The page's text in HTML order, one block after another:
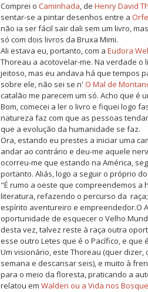
Comprei o Caminhada, de Henry David
sentar-se a pintar desenhos entre a
não ia ser fácil sair dali sem um livro,
só com dois livros da Bruxa Mimi.
Ali estava eu, portanto, com a Eudora
Thoreau a acotovelar-me. Na verdade o
jeitoso, mas eu andava há que tempos
sobre ele, não sei se n' O Mal de
catalão me parecem um só. Acho que é
Bom, comecei a ler o livro e fiquei logo
natureza faz com que as pessoas
que a evolução da humanidade se faz.
Ora, estando eu prestes a iniciar uma
andar ao contrário e deu-me aquele
ocorreu-me que estando na América,
portanto. Aliás, logo a seguir o próprio
"É rumo a oeste que compreendemos
literatura, refazendo o percurso da
espírito aventureiro e empreendedor.O
oportunidade de esquecer o Velho
desta vez, talvez reste à raça outra
esse outro Letes que é o Pacífico, e que
Um visionário, este Thoreau (quer
semana e descansar seis), e muito à
para o meio da floresta, praticando a
relatou em Walden ou a Vida nos